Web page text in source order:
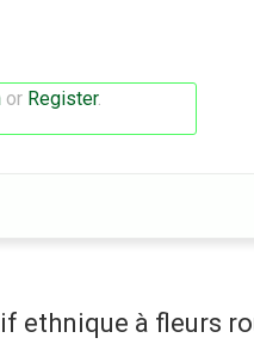
or Register.
ethnique à fleurs